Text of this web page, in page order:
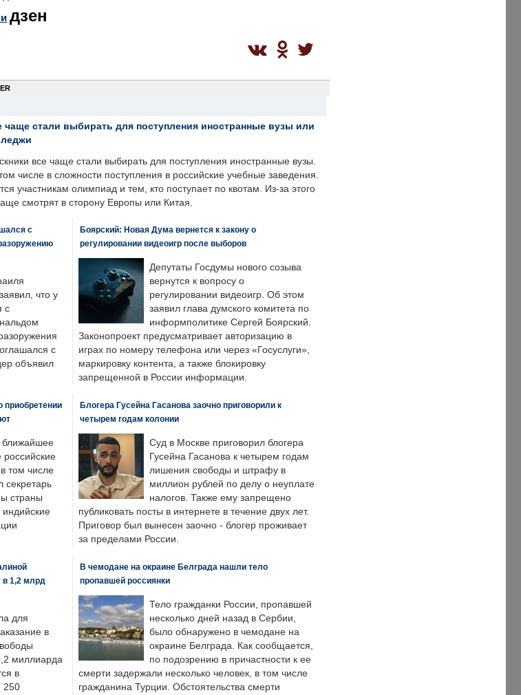
дзен
чаще стали выбирать для поступления иностранные вузы или
все чаще стали выбирать для поступления иностранные вузы.
числе в сложности поступления в российские учебные заведения.
участникам олимпиад и тем, кто поступает по квотам. Из-за этого
смотрят в сторону Европы или Китая.
с
что у
с
с
объявил
Боярский: Новая Дума вернется к закону о
регулировании видеоигр после выборов
Депутаты Госдумы нового созыва
вернутся к вопросу о
регулировании видеоигр. Об этом
заявил глава думского комитета по
информполитике Сергей Боярский.
Законопроект предусматривает авторизацию в
играх по номеру телефона или через «Госуслуги»,
маркировку контента, а также блокировку
запрещенной в России информации.
приобретении
ближайшее
российские
том числе
секретарь
страны
Блогера Гусейна Гасанова заочно приговорили к
четырем годам колонии
Суд в Москве приговорил блогера
Гусейна Гасанова к четырем годам
лишения свободы и штрафу в
миллион рублей по делу о неуплате
налогов. Также ему запрещено
публиковать посты в интернете в течение двух лет.
Приговор был вынесен заочно - блогер проживает
за пределами России.
в 1,2 млрд
для
в
миллиарда
в
250
В чемодане на окраине Белграда нашли тело
пропавшей россиянки
Тело гражданки России, пропавшей
несколько дней назад в Сербии,
было обнаружено в чемодане на
окраине Белграда. Как сообщается,
по подозрению в причастности к ее
смерти задержали несколько человек, в том числе
гражданина Турции. Обстоятельства смерти